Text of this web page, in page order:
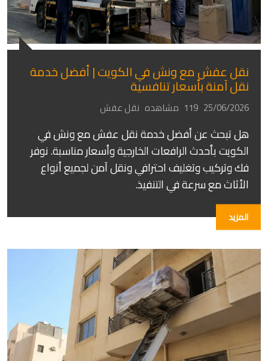
نقل عفش مع ونش في الكويت | أفضل خدمة
نقل آمنة بأسعار تنافسية
25/06/2026 119 مشاهده نقل عفش
هل تبحث عن أفضل خدمة نقل عفش مع ونش في
الكويت بأحدث الرافعات الخارجية وأسعار مناسبة. نوفر
فك وتركيب وتغليف احترافي ونقل آمن لجميع أنواع
الأثاث مع سرعة في التنفيذ.
المزيد